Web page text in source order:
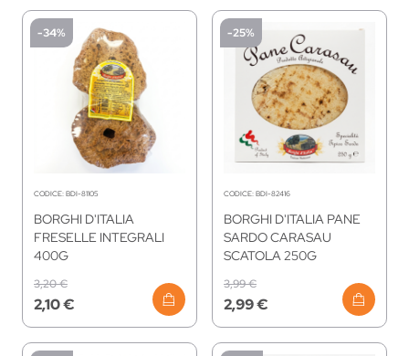
-34%
CODICE: BDI-81105
BORGHI D'ITALIA
FRESELLE INTEGRALI
400G
2,10 €
3,20 €
-25%
CODICE: BDI-82416
BORGHI D'ITALIA PANE
SARDO CARASAU
SCATOLA 250G
2,99 €
3,99 €